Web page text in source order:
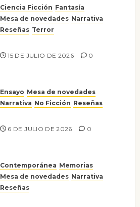
Ciencia Ficción Fantasía
Mesa de novedades Narrativa
Reseñas Terror
15 DE JULIO DE 2026 0
Ensayo Mesa de novedades
Narrativa No Ficción Reseñas
6 DE JULIO DE 2026 0
Contemporánea Memorias
Mesa de novedades Narrativa
Reseñas